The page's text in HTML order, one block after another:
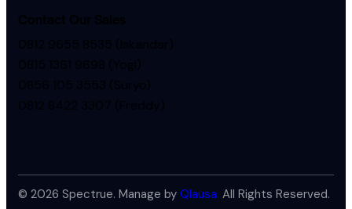
© 2026 Spectrue. Manage by Qlausa. All Rights Reserved.